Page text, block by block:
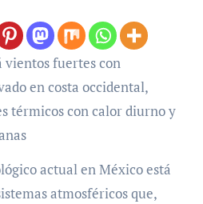
en costa occidental,
térmicos con calor diurno y
actual en México está
atmosféricos que,